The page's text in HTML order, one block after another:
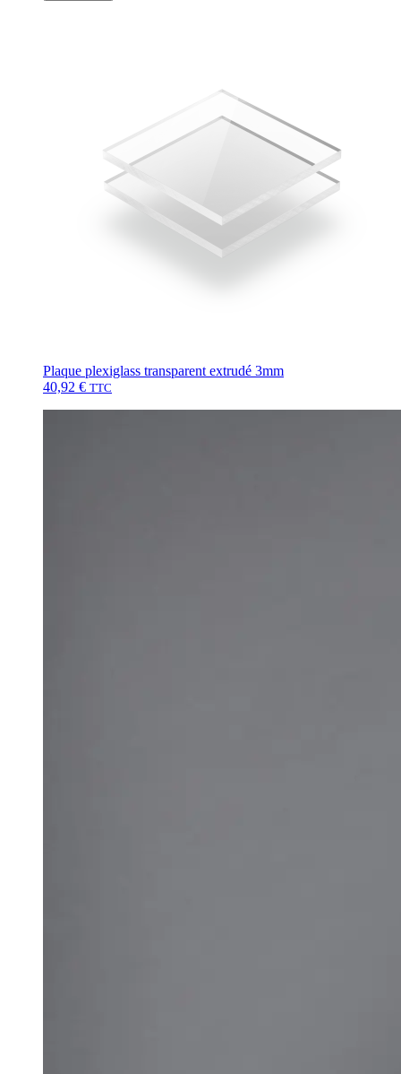
Plaque plexiglass transparent extrudé 3mm
40,92 € TTC